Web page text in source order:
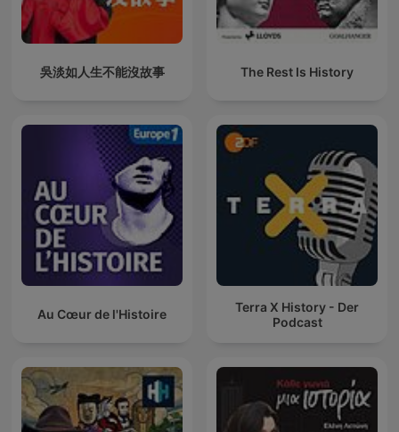
吳淡如人生不能沒故事 The Rest Is History
Au Cœur de l'Histoire
Terra X History - Der
Podcast